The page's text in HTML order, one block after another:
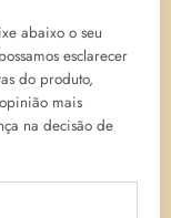
abaixo o seu
esclarecer
do produto,
mais
na decisão de